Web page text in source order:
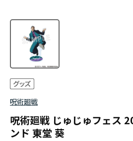
呪術廻戦
呪術廻戦 じゅじゅフェス
ンド 東堂 葵